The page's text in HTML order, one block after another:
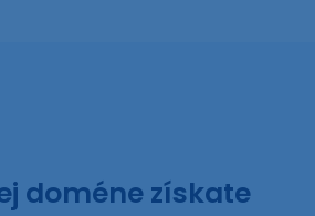
doméne získate